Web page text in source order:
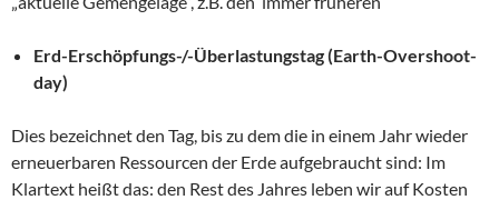
Erd-Erschöpfungs-/-Überlastungstag (Earth-Overshoot-
day)
Dies bezeichnet den Tag, bis zu dem die in einem Jahr wieder
erneuerbaren Ressourcen der Erde aufgebraucht sind: Im
Klartext heißt das: den Rest des Jahres leben wir auf Kosten